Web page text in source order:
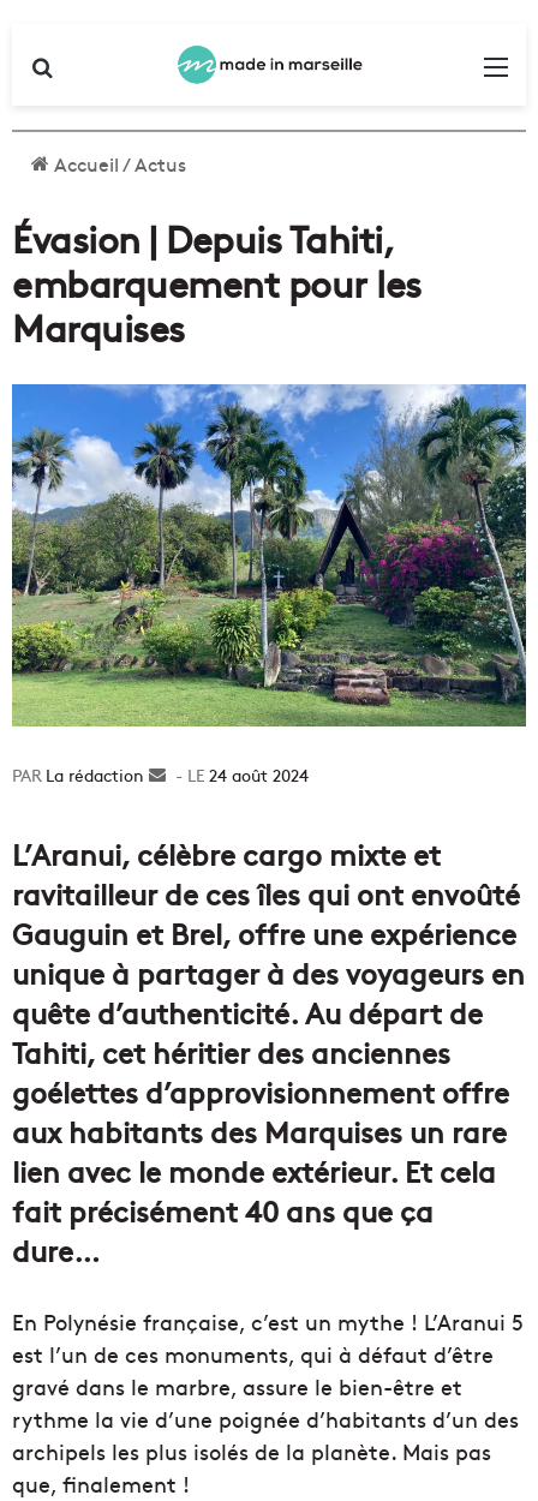
Accueil/Actus
Évasion | Depuis Tahiti,
embarquement pour les
Marquises
La rédaction
Envoyer24 août 2024
L’Aranui, célèbre cargo mixte et
ravitailleur de ces îles qui ont envoûté
Gauguin et Brel, offre une expérience
unique à partager à des voyageurs en
quête d’authenticité. Au départ de
Tahiti, cet héritier des anciennes
goélettes d’approvisionnement offre
aux habitants des Marquises un rare
lien avec le monde extérieur. Et cela
fait précisément 40 ans que ça
dure…
En Polynésie française, c’est un mythe ! L’Aranui 5
est l’un de ces monuments, qui à défaut d’être
gravé dans le marbre, assure le bien-être et
rythme la vie d’une poignée d’habitants d’un des
archipels les plus isolés de la planète. Mais pas
que, finalement !